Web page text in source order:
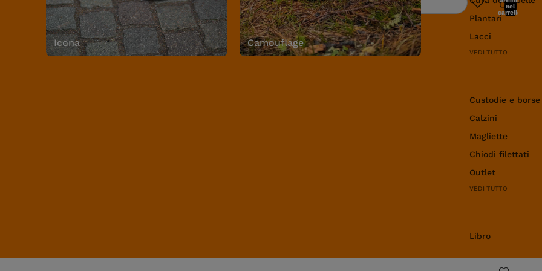
Icona Camouflage
Plantari
Lacci
VEDI TUTTO
Custodie e
Calzini
Magliette
Chiodi filettati
Outlet
VEDI TUTTO
Libro
Ricerca
nel
carrello: